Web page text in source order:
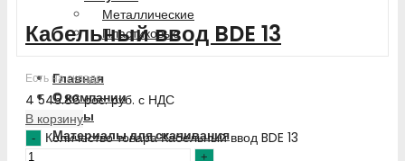
Металлические
Пластиковые
Главная
О компании
Кейсы
Материалы для скачивания
Кабельный ввод BDE 13
Есть на складе
4 545.86рос. руб. с НДС
В корзину
Количество товара Кабельный ввод BDE 13